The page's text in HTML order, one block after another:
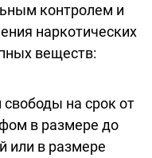
контролем и
наркотических
веществ:
на срок от
в размере до
или в размере